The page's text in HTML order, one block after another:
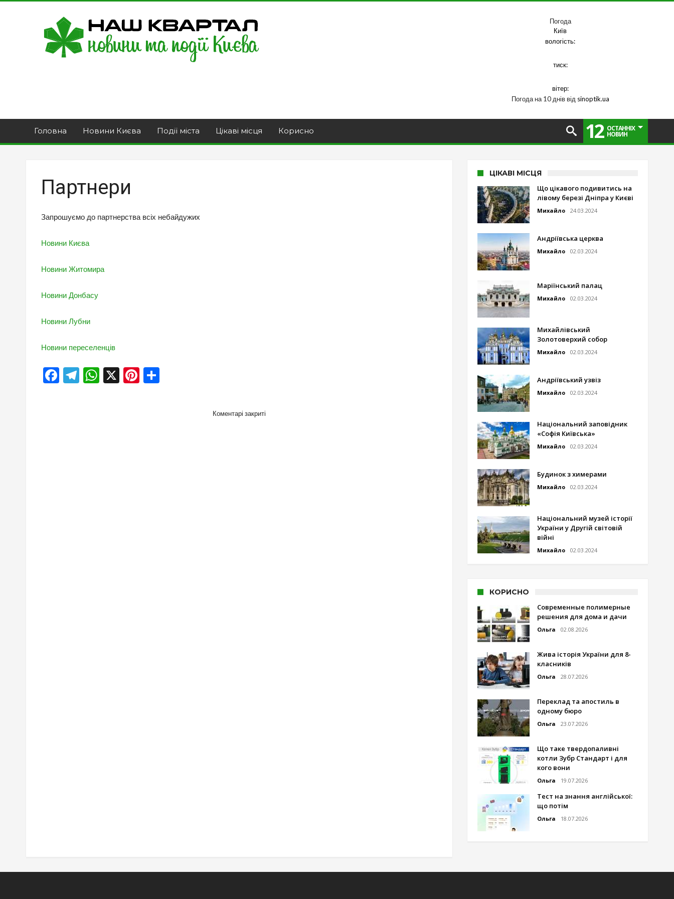
Погода
Київ
вологість:
тиск:
вітер:
Погода на 10 днів від sinoptik.ua
Головна Новини Києва Події міста Цікаві місця Корисно 12 ОСТАННІХ
НОВИН
Партнери
Запрошуємо до партнерства всіх небайдужих
Новини Києва
Новини Житомира
Новини Донбасу
Новини Лубни
Новини переселенців
Facebook
Telegram
WhatsApp
X Pinterest
Коментарі закриті
ЦІКАВІ МІСЦЯ
Що цікавого подивитись на
лівому березі Дніпра у Києві
Михайло 24.03.2024
Андріївська церква
Михайло 02.03.2024
Маріїнський палац
Михайло 02.03.2024
Михайлівський
Золотоверхий собор
Михайло 02.03.2024
Андріївський узвіз
Михайло 02.03.2024
Національний заповідник
«Софія Київська»
Михайло 02.03.2024
Будинок з химерами
Михайло 02.03.2024
Національний музей історії
України у Другій світовій
війні
Михайло 02.03.2024
КОРИСНО
Современные полимерные
решения для дома и дачи
Ольга 02.08.2026
Жива історія України для 8-
класників
Ольга 28.07.2026
Переклад та апостиль в
одному бюро
Ольга 23.07.2026
Що таке твердопаливні
котли Зубр Стандарт і для
кого вони
Ольга 19.07.2026
Тест на знання англійської:
що потім
Ольга 18.07.2026